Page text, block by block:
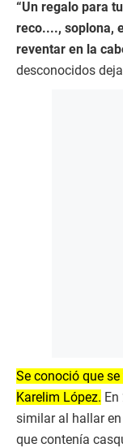
“Un regalo para
reco...., soplona,
reventar en la
desconocidos
Se conoció que
Karelim López.
similar al hallar
que contenía